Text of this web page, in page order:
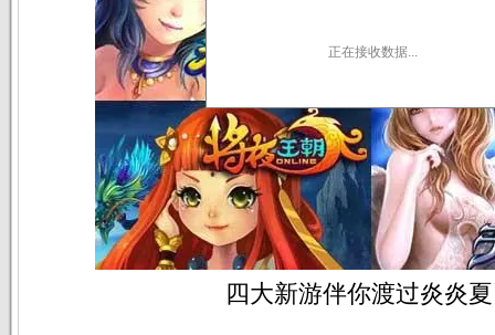
四大新游伴你渡过炎炎
正在接收数据...